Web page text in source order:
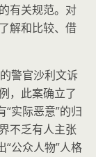
有关规范。对
解和比较、借
警官沙利文诉
，此案确立了
“实际恶意”的归
不乏有人主张
“公众人物”人格